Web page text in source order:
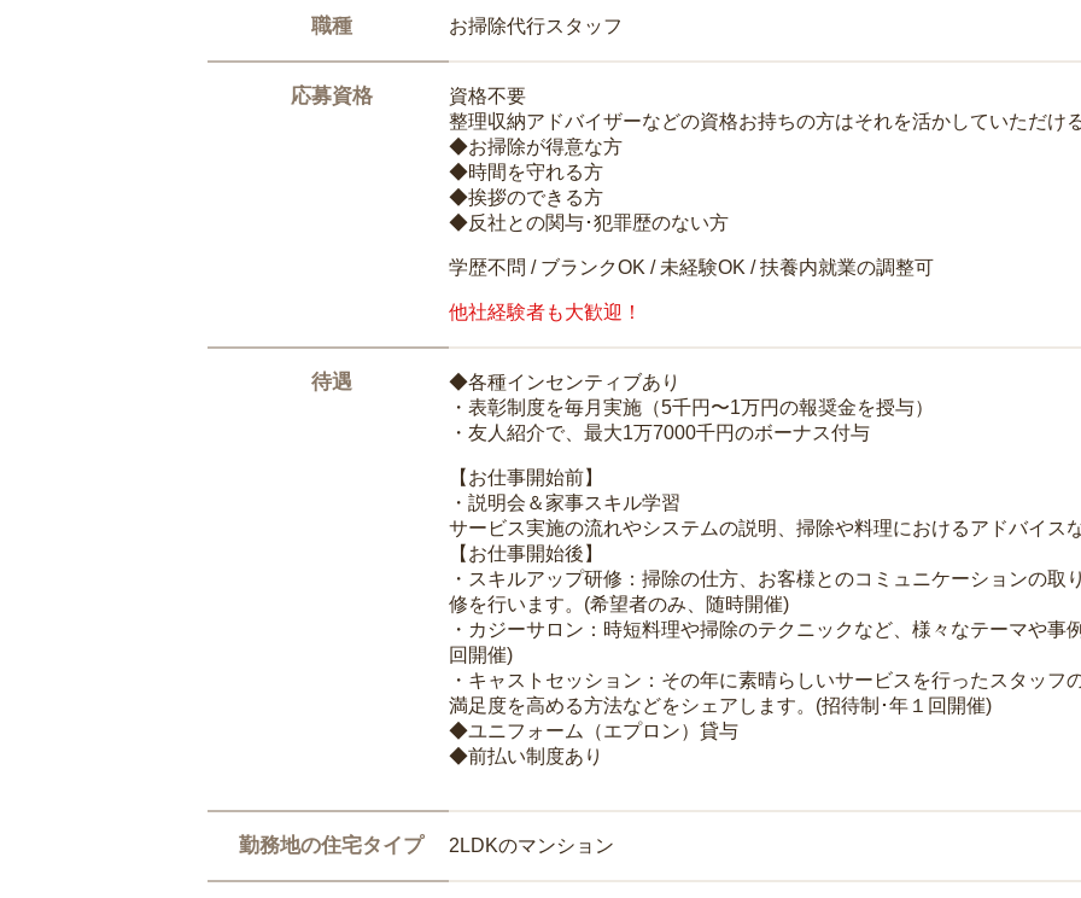
職種 お掃除代行スタッフ
応募資格
資格不要
整理収納アドバイザーなどの資格お持ちの方はそれを活かしていただけ
◆お掃除が得意な方
◆時間を守れる方
◆挨拶のできる方
◆反社との関与･犯罪歴のない方
学歴不問 / ブランクOK / 未経験OK / 扶養内就業の調整可
他社経験者も大歓迎！
待遇
◆各種インセンティブあり
・表彰制度を毎月実施（5千円〜1万円の報奨金を授与）
・友人紹介で、最大1万7000千円のボーナス付与
【お仕事開始前】
・説明会＆家事スキル学習
サービス実施の流れやシステムの説明、掃除や料理におけるアドバイス
【お仕事開始後】
・スキルアップ研修：掃除の仕方、お客様とのコミュニケーションの
修を行います。(希望者のみ、随時開催)
・カジーサロン：時短料理や掃除のテクニックなど、様々なテーマや事
回開催)
・キャストセッション：その年に素晴らしいサービスを行ったスタッ
満足度を高める方法などをシェアします。(招待制･年１回開催)
◆ユニフォーム（エプロン）貸与
◆前払い制度あり
勤務地の住宅タイプ 2LDKのマンション